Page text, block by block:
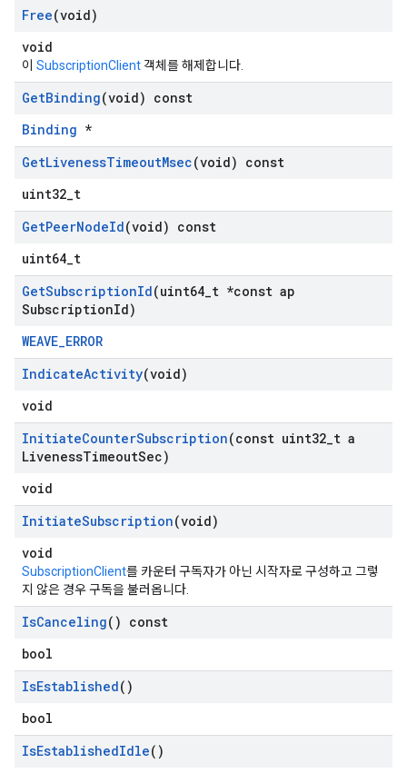
Free(void)
void
이 SubscriptionClient 객체를 해제합니다.
GetBinding(void) const
Binding *
GetLivenessTimeoutMsec(void) const
uint32_t
GetPeerNodeId(void) const
uint64_t
GetSubscriptionId(uint64 t *const ap
SubscriptionId)
WEAVE_ERROR
IndicateActivity(void)
void
InitiateCounterSubscription(const uint32 t a
LivenessTimeoutSec)
void
InitiateSubscription(void)
void
SubscriptionClient를 카운터 구독자가 아닌 시작자로 구성하고 그렇
지 않은 경우 구독을 불러옵니다.
IsCanceling() const
bool
IsEstablished()
bool
IsEstablishedIdle()